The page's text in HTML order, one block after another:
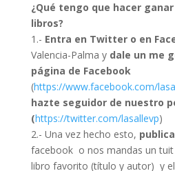
¿Qué tengo que hacer
libros?
1.- Entra en Twitter o en
Valencia-Palma y dale un me
página de Facebook
(https://www.facebook.com/
hazte seguidor de nuestro
(https://twitter.com/lasallevp)
2.- Una vez hecho esto,
facebook o nos mandas un
libro favorito (título y autor) y